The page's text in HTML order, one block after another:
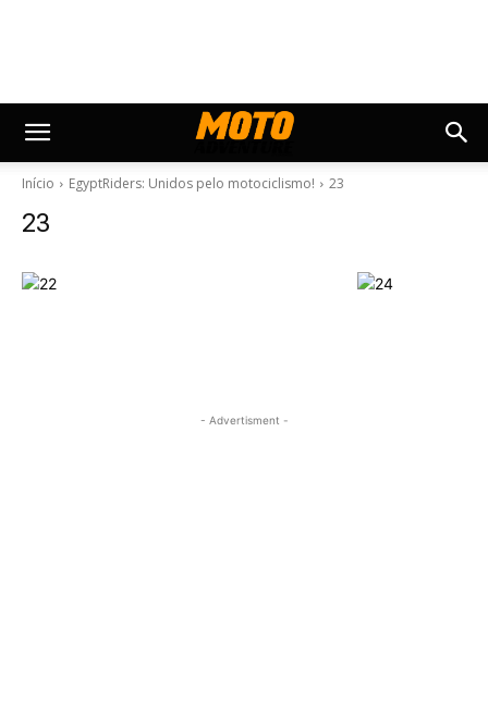
Início EgyptRiders: Unidos pelo motociclismo! 23
23
- Advertisment -